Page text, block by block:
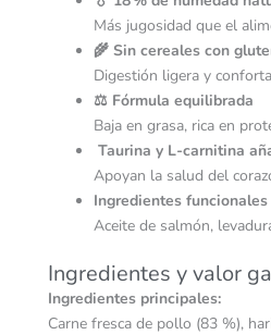
Más jugosidad que el
🌾 Sin cereales con
Digestión ligera y
⚖️ Fórmula equilibrada
Baja en grasa, rica en
Taurina y L-carnitina
Apoyan la salud del
Ingredientes funcionales
Aceite de salmón,
Ingredientes y valor
Ingredientes principales:
Carne fresca de pollo (83 %),